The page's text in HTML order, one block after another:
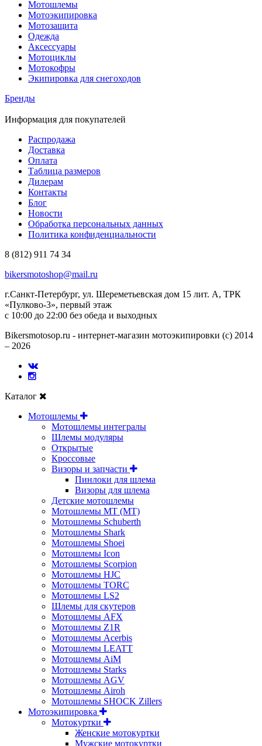
Мотошлемы
Мотоэкипировка
Мотозащита
Одежда
Аксессуары
Мотоциклы
Мотокофры
Экипировка для снегоходов
Бренды
Информация для покупателей
Распродажа
Доставка
Оплата
Таблица размеров
Дилерам
Контакты
Блог
Новости
Обработка персональных данных
Политика конфиденциальности
8 (812) 911 74 34
bikersmotoshop@mail.ru
г.Санкт-Петербург, ул. Шереметьевская дом 15 лит. А, ТРК
«Пулково-3», первый этаж
с 10:00 до 22:00 без обеда и выходных
Bikersmotosop.ru - интернет-магазин мотоэкипировки (c) 2014
– 2026
Каталог
Мотошлемы
Мотошлемы интегралы
Шлемы модуляры
Открытые
Кросcовые
Визоры и запчасти
Пинлоки для шлема
Визоры для шлема
Детские мотошлемы
Мотошлемы MT (МТ)
Мотошлемы Schuberth
Мотошлемы Shark
Мотошлемы Shoei
Мотошлемы Icon
Мотошлемы Scorpion
Мотошлемы HJC
Мотошлемы TORC
Мотошлемы LS2
Шлемы для скутеров
Мотошлемы AFX
Мотошлемы Z1R
Мотошлемы Acerbis
Мотошлемы LEATT
Мотошлемы AiM
Мотошлемы Starks
Мотошлемы AGV
Мотошлемы Airoh
Мотошлемы SHOCK Zillers
Мотоэкипировка
Мотокуртки
Женские мотокуртки
Мужские мотокуртки